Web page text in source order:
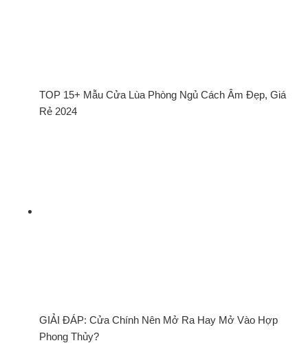
TOP 15+ Mẫu Cửa Lùa Phòng Ngủ Cách Âm Đẹp, Giá
Rẻ 2024
GIẢI ĐÁP: Cửa Chính Nên Mở Ra Hay Mở Vào Hợp
Phong Thủy?